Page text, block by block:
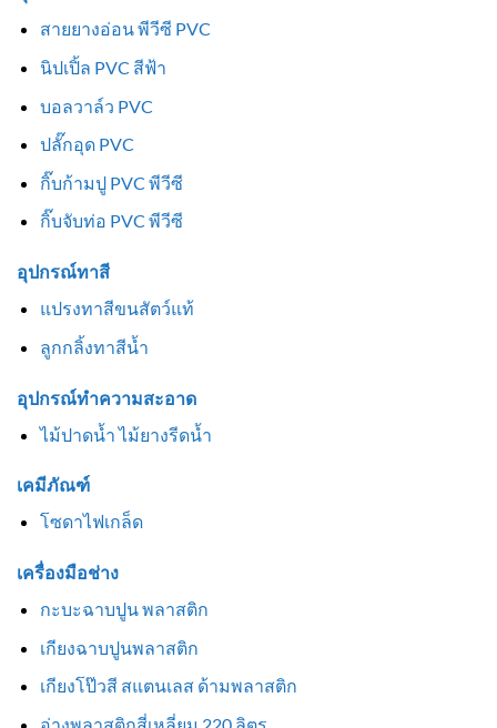
สายยางอ่อน พีวีซี PVC
นิปเปิ้ล PVC สีฟ้า
บอลวาล์ว PVC
ปลั๊กอุด PVC
กิ๊บก้ามปู PVC พีวีซี
กิ๊บจับท่อ PVC พีวีซี
อุปกรณ์ทาสี
แปรงทาสีขนสัตว์แท้
ลูกกลิ้งทาสีน้ำ
อุปกรณ์ทำความสะอาด
ไม้ปาดน้ำ ไม้ยางรีดน้ำ
เคมีภัณฑ์
โซดาไฟเกล็ด
เครื่องมือช่าง
กะบะฉาบปูน พลาสติก
เกียงฉาบปูนพลาสติก
เกียงโป๊วสี สแตนเลส ด้ามพลาสติก